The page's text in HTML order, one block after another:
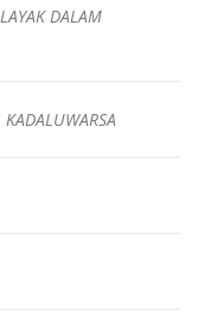
DALAM